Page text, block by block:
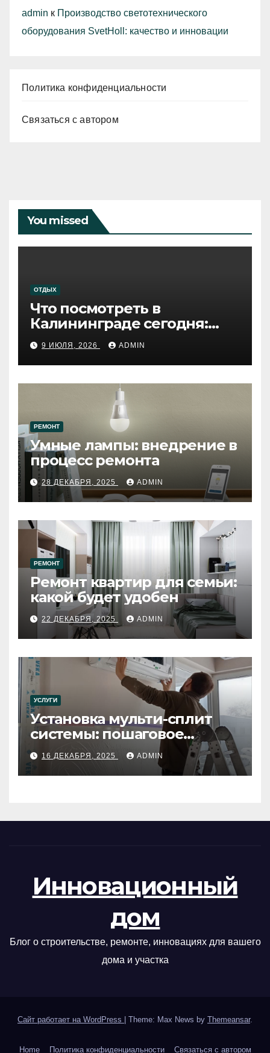
admin к Производство светотехнического
оборудования SvetHoll: качество и инновации
Политика конфиденциальности
Связаться с автором
You missed
ОТДЫХ
Что посмотреть в
Калининграде сегодня:
путеводитель по самому
западному городу России
9 ИЮЛЯ, 2026 ADMIN
РЕМОНТ
Умные лампы: внедрение в
процесс ремонта
28 ДЕКАБРЯ, 2025 ADMIN
РЕМОНТ
Ремонт квартир для семьи:
какой будет удобен
22 ДЕКАБРЯ, 2025 ADMIN
УСЛУГИ
Установка мульти-сплит
системы: пошаговое
руководство
16 ДЕКАБРЯ, 2025 ADMIN
Инновационный
дом
Блог о строительстве, ремонте, инновациях для вашего
дома и участка
Сайт работает на WordPress | Theme: Max News by Themeansar.
Home Политика конфиденциальности Связаться с автором